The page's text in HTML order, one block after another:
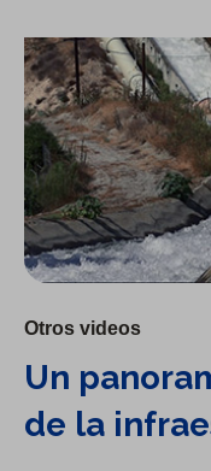
Un panorama más detallado de la infraestructura de agua
Otros videos
Un
de la